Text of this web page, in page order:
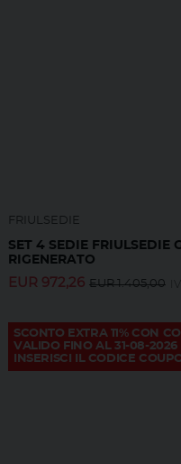
FRIULSEDIE
SET 4 SEDIE FRIULSEDIE
RIGENERATO
EUR 972,26 EUR1.405,00
SCONTO EXTRA 11% CON
VALIDO FINO AL 31-08-2026
INSERISCI IL CODICE